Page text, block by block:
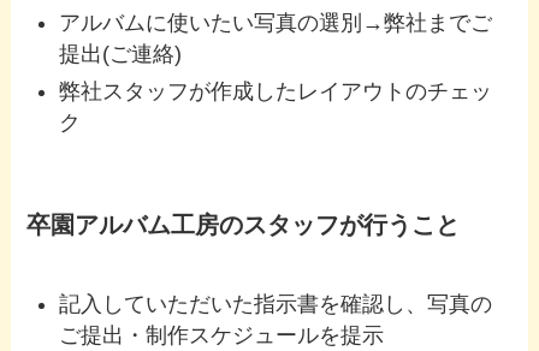
アルバムに使いたい写真の選別→弊社までご
提出(ご連絡)
弊社スタッフが作成したレイアウトのチェッ
ク
卒園アルバム工房のスタッフが行うこと
記入していただいた指示書を確認し、写真の
ご提出・制作スケジュールを提示